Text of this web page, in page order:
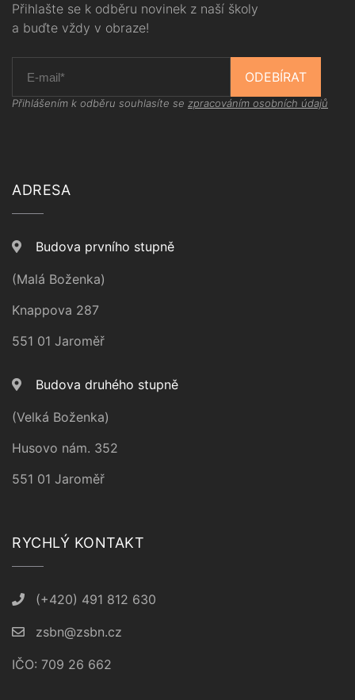
Přihlašte se k odběru novinek z naší školy
a buďte vždy v obraze!
ODEBÍRAT
Přihlášením k odběru souhlasíte se zpracováním osobních údajů
ADRESA
Budova prvního stupně
(Malá Boženka)
Knappova 287
551 01 Jaroměř
Budova druhého stupně
(Velká Boženka)
Husovo nám. 352
551 01 Jaroměř
RYCHLÝ KONTAKT
(+420) 491 812 630
zsbn@zsbn.cz
IČO: 709 26 662